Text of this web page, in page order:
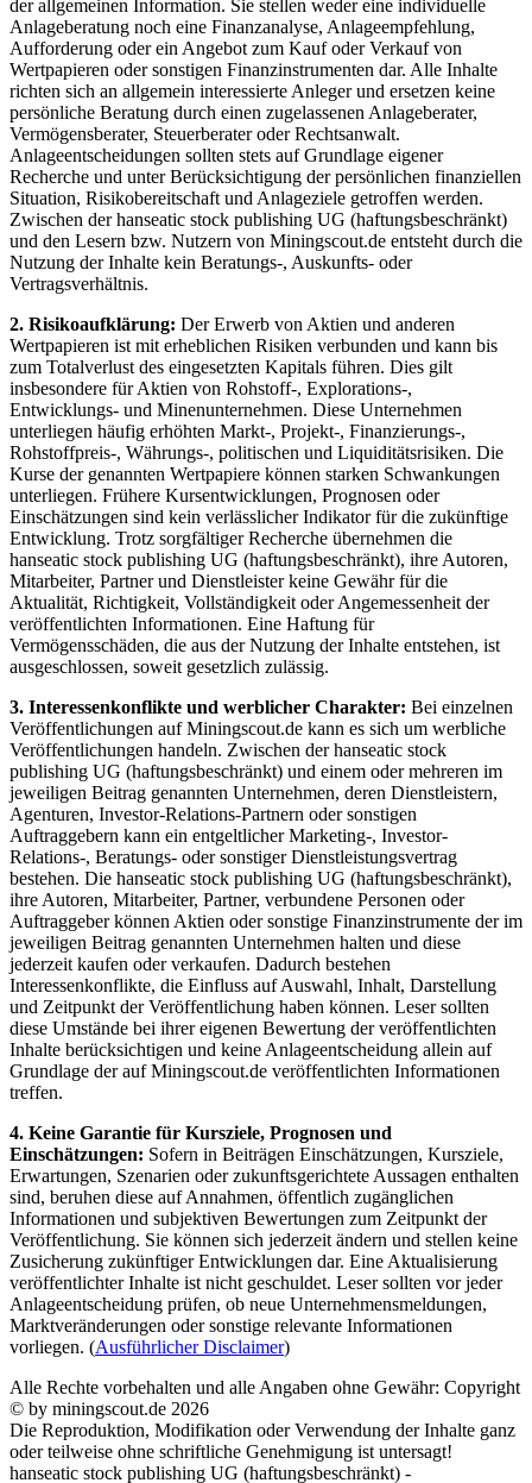
der allgemeinen Information. Sie stellen weder eine individuelle
Anlageberatung noch eine Finanzanalyse, Anlageempfehlung,
Aufforderung oder ein Angebot zum Kauf oder Verkauf von
Wertpapieren oder sonstigen Finanzinstrumenten dar. Alle Inhalte
richten sich an allgemein interessierte Anleger und ersetzen keine
persönliche Beratung durch einen zugelassenen Anlageberater,
Vermögensberater, Steuerberater oder Rechtsanwalt.
Anlageentscheidungen sollten stets auf Grundlage eigener
Recherche und unter Berücksichtigung der persönlichen finanziellen
Situation, Risikobereitschaft und Anlageziele getroffen werden.
Zwischen der hanseatic stock publishing UG (haftungsbeschränkt)
und den Lesern bzw. Nutzern von Miningscout.de entsteht durch die
Nutzung der Inhalte kein Beratungs-, Auskunfts- oder
Vertragsverhältnis.
2. Risikoaufklärung: Der Erwerb von Aktien und anderen
Wertpapieren ist mit erheblichen Risiken verbunden und kann bis
zum Totalverlust des eingesetzten Kapitals führen. Dies gilt
insbesondere für Aktien von Rohstoff-, Explorations-,
Entwicklungs- und Minenunternehmen. Diese Unternehmen
unterliegen häufig erhöhten Markt-, Projekt-, Finanzierungs-,
Rohstoffpreis-, Währungs-, politischen und Liquiditätsrisiken. Die
Kurse der genannten Wertpapiere können starken Schwankungen
unterliegen. Frühere Kursentwicklungen, Prognosen oder
Einschätzungen sind kein verlässlicher Indikator für die zukünftige
Entwicklung. Trotz sorgfältiger Recherche übernehmen die
hanseatic stock publishing UG (haftungsbeschränkt), ihre Autoren,
Mitarbeiter, Partner und Dienstleister keine Gewähr für die
Aktualität, Richtigkeit, Vollständigkeit oder Angemessenheit der
veröffentlichten Informationen. Eine Haftung für
Vermögensschäden, die aus der Nutzung der Inhalte entstehen, ist
ausgeschlossen, soweit gesetzlich zulässig.
3. Interessenkonflikte und werblicher Charakter: Bei einzelnen
Veröffentlichungen auf Miningscout.de kann es sich um werbliche
Veröffentlichungen handeln. Zwischen der hanseatic stock
publishing UG (haftungsbeschränkt) und einem oder mehreren im
jeweiligen Beitrag genannten Unternehmen, deren Dienstleistern,
Agenturen, Investor-Relations-Partnern oder sonstigen
Auftraggebern kann ein entgeltlicher Marketing-, Investor-
Relations-, Beratungs- oder sonstiger Dienstleistungsvertrag
bestehen. Die hanseatic stock publishing UG (haftungsbeschränkt),
ihre Autoren, Mitarbeiter, Partner, verbundene Personen oder
Auftraggeber können Aktien oder sonstige Finanzinstrumente der im
jeweiligen Beitrag genannten Unternehmen halten und diese
jederzeit kaufen oder verkaufen. Dadurch bestehen
Interessenkonflikte, die Einfluss auf Auswahl, Inhalt, Darstellung
und Zeitpunkt der Veröffentlichung haben können. Leser sollten
diese Umstände bei ihrer eigenen Bewertung der veröffentlichten
Inhalte berücksichtigen und keine Anlageentscheidung allein auf
Grundlage der auf Miningscout.de veröffentlichten Informationen
treffen.
4. Keine Garantie für Kursziele, Prognosen und
Einschätzungen: Sofern in Beiträgen Einschätzungen, Kursziele,
Erwartungen, Szenarien oder zukunftsgerichtete Aussagen enthalten
sind, beruhen diese auf Annahmen, öffentlich zugänglichen
Informationen und subjektiven Bewertungen zum Zeitpunkt der
Veröffentlichung. Sie können sich jederzeit ändern und stellen keine
Zusicherung zukünftiger Entwicklungen dar. Eine Aktualisierung
veröffentlichter Inhalte ist nicht geschuldet. Leser sollten vor jeder
Anlageentscheidung prüfen, ob neue Unternehmensmeldungen,
Marktveränderungen oder sonstige relevante Informationen
vorliegen. (Ausführlicher Disclaimer)
Alle Rechte vorbehalten und alle Angaben ohne Gewähr: Copyright
© by miningscout.de 2026
Die Reproduktion, Modifikation oder Verwendung der Inhalte ganz
oder teilweise ohne schriftliche Genehmigung ist untersagt!
hanseatic stock publishing UG (haftungsbeschränkt) -